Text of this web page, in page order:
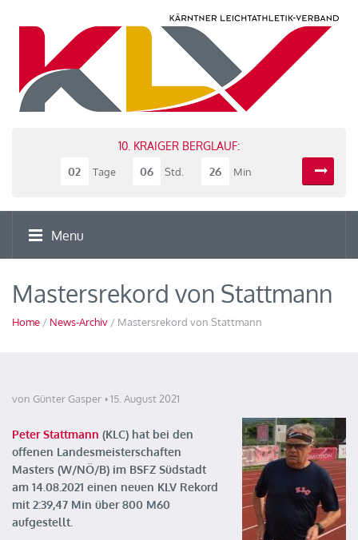
10. KRAIGER BERGLAUF:
02
Tage 06 Std. 26 Min
Menu
Mastersrekord von Stattmann
Home / News-Archiv / Mastersrekord von Stattmann
von Günter Gasper 15. August 2021
Peter Stattmann (KLC) hat bei den
offenen Landesmeisterschaften
Masters (W/NÖ/B) im BSFZ Südstadt
am 14.08.2021 einen neuen KLV Rekord
mit 2:39,47 Min über 800 M60
aufgestellt.